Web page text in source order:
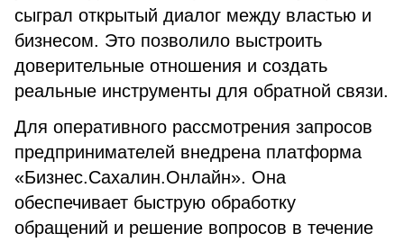
сыграл открытый диалог между властью и
бизнесом. Это позволило выстроить
доверительные отношения и создать
реальные инструменты для обратной связи.
Для оперативного рассмотрения запросов
предпринимателей внедрена платформа
«Бизнес.Сахалин.Онлайн». Она
обеспечивает быструю обработку
обращений и решение вопросов в течение